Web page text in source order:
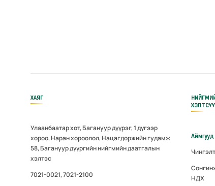
ХАЯГ
Улаанбаатар хот, Багануур дүүрэг, 1 дүгээр
хороо, Наран хороолол, Нацагдоржийн гудамж
58, Багануур дүүргийн нийгмийн даатгалын
хэлтэс
7021-0021, 7021-2100
Аймгууд
НДХ